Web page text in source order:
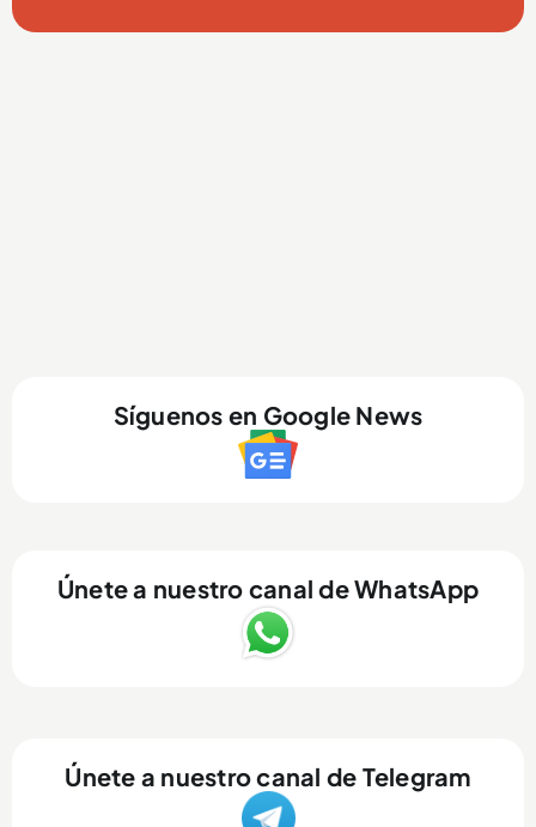
Síguenos en Google News
Únete a nuestro canal de WhatsApp
Únete a nuestro canal de Telegram